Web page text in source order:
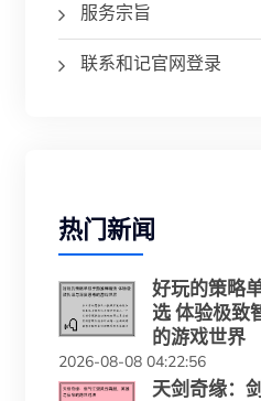
服务宗旨
联系和记官网登录
热门新闻
好玩的策略
选 体验极致
的游戏世界
2026-08-08 04:22:56
天剑奇缘：